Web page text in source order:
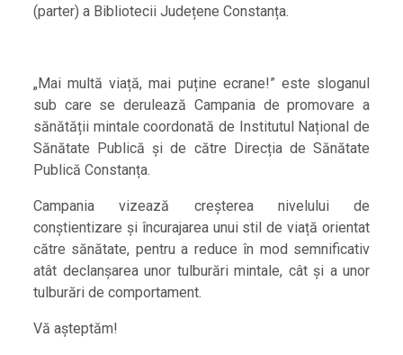
(parter) a Bibliotecii Județene Constanța.
„Mai multă viață, mai puține ecrane!” este sloganul
sub care se derulează Campania de promovare a
sănătății mintale coordonată de Institutul Național de
Sănătate Publică și de către Direcția de Sănătate
Publică Constanța.
Campania vizează creșterea nivelului de
conștientizare și încurajarea unui stil de viață orientat
către sănătate, pentru a reduce în mod semnificativ
atât declanșarea unor tulburări mintale, cât și a unor
tulburări de comportament.
Vă așteptăm!